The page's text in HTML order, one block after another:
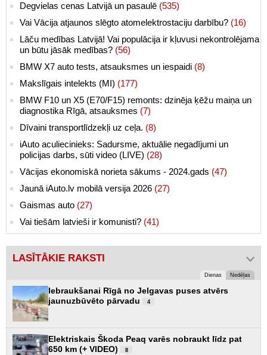
Degvielas cenas Latvijā un pasaulē (535)
Vai Vācija atjaunos slēgto atomelektrostaciju darbību? (16)
Lāču medības Latvijā! Vai populācija ir kļuvusi nekontrolējama
un būtu jāsāk medības? (56)
BMW X7 auto tests, atsauksmes un iespaidi (8)
Makslīgais intelekts (MI) (177)
BMW F10 un X5 (E70/F15) remonts: dzinēja ķēžu maiņa un
diagnostika Rīgā, atsauksmes (7)
Dīvaini transportlīdzekļi uz ceļa. (8)
iAuto aculiecinieks: Sadursme, aktuālie negadījumi un
policijas darbs, sūti video (LIVE) (28)
Vācijas ekonomiskā norieta sākums - 2024.gads (47)
Jaunā iAuto.lv mobilā versija 2026 (27)
Gaismas auto (27)
Vai tiešām latvieši ir komunisti? (41)
LASĪTĀKIE RAKSTI
Dienas Nedēļas
Iebraukšanai Rīgā no Jelgavas puses atvērs
jaunuzbūvēto pārvadu
4
Elektriskais Škoda Peaq varēs nobraukt līdz pat
650 km (+ VIDEO)
8